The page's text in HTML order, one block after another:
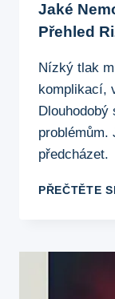
Jaké
Přehled
Nízký tlak
komplikací,
problémům.
předcházet.
PŘEČTĚTE